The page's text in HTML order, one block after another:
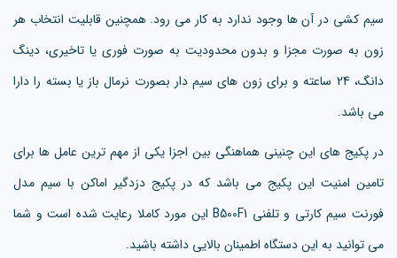
سیم کشی در آن ها وجود ندارد به کار می رود. همچنین قابلیت انتخاب هر
زون به صورت مجزا و بدون محدودیت به صورت فوری یا تاخیری، دینگ
دانگ، 24 ساعته و برای زون های سیم دار بصورت نرمال باز یا بسته را دارا
می باشد.
در پکیج های این چنینی هماهنگی بین اجزا یکی از مهم ترین عامل ها برای
تامین امنیت این پکیج می باشد که در پکیج دزدگیر اماکن با سیم مدل
فورنت سیم کارتی و تلفنی B500F1 این مورد کاملا رعایت شده است و شما
می توانید به این دستگاه اطمینان بالایی داشته باشید.